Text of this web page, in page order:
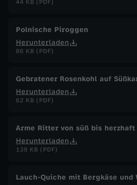
44 KB (PDF)
Polnische Piroggen
Herunterladen
86 KB (PDF)
Gebratener Rosenkohl auf
Herunterladen
62 KB (PDF)
Arme Ritter von süß bis herzhaft
Herunterladen
139 KB (PDF)
Lauch-Quiche mit Bergkäse und